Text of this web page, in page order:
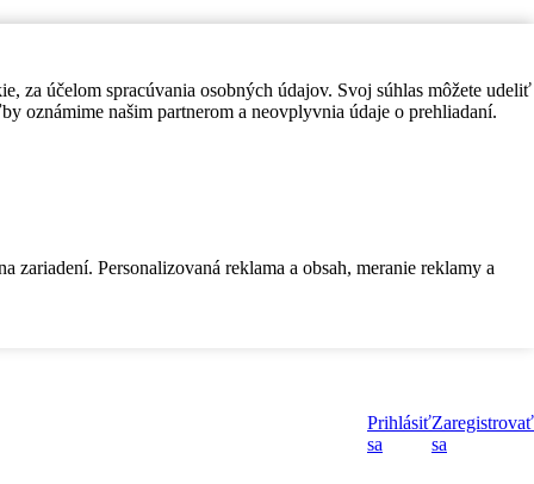
za účelom spracúvania osobných údajov. Svoj súhlas môžete udeliť
oznámime našim partnerom a neovplyvnia údaje o prehliadaní.
Personalizovaná reklama a obsah, meranie reklamy a
Prihlásiť
sa
Zaregistrovať
sa